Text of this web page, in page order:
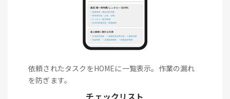
依頼されたタスクをHOMEに一覧表示。作業の漏れ
を防ぎます。
チェックリスト